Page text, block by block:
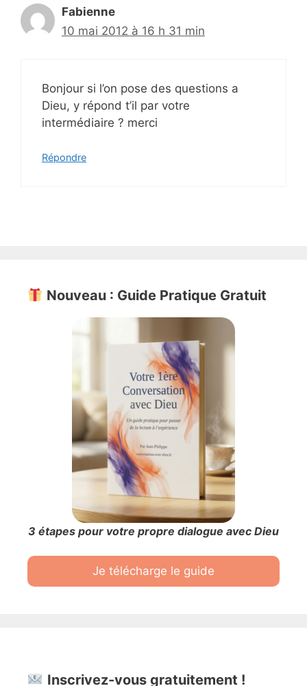
Fabienne
10 mai 2012 à 16 h 31 min
Bonjour si l’on pose des questions a
Dieu, y répond t’il par votre
intermédiaire ? merci
Répondre
Nouveau : Guide Pratique Gratuit
3 étapes pour votre propre dialogue avec Dieu
Je télécharge le guide
Inscrivez-vous gratuitement !